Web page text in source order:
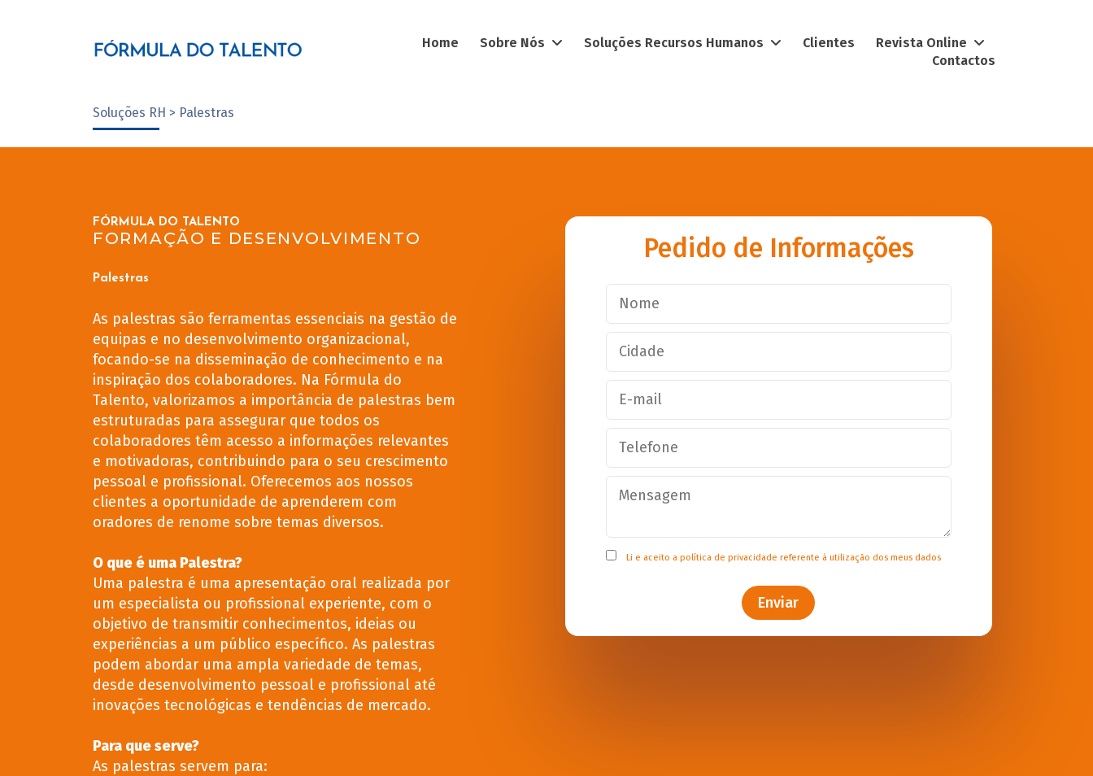
Home Sobre Nós Soluções Recursos Humanos Clientes
Revista Online
Contactos
Soluções RH > Palestras
FÓRMULA DO TALENTO
FORMAÇÃO E DESENVOLVIMENTO
Palestras
As palestras são ferramentas essenciais na gestão de
equipas e no desenvolvimento organizacional,
focando-se na disseminação de conhecimento e na
inspiração dos colaboradores. Na Fórmula do
Talento, valorizamos a importância de palestras bem
estruturadas para assegurar que todos os
colaboradores têm acesso a informações relevantes
e motivadoras, contribuindo para o seu crescimento
pessoal e profissional. Oferecemos aos nossos
clientes a oportunidade de aprenderem com
oradores de renome sobre temas diversos.
O que é uma Palestra?
Uma palestra é uma apresentação oral realizada por
um especialista ou profissional experiente, com o
objetivo de transmitir conhecimentos, ideias ou
experiências a um público específico. As palestras
podem abordar uma ampla variedade de temas,
desde desenvolvimento pessoal e profissional até
inovações tecnológicas e tendências de mercado.
Para que serve?
As palestras servem para:
Pedido de Informações
Li e aceito a política de privacidade referente à utilização dos meus dados
Enviar